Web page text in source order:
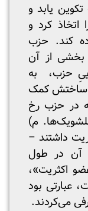
یابد و
کرد و
کند. حزب
بخشی از آن
حزب، به
ساختش کمک
در حزب رخ
م)
داشتند –
آن در طول
اکثریت»،
عبارتی بود
می‌کردند.